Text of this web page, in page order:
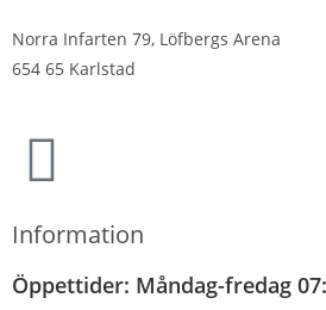
Norra Infarten 79, Löfbergs Arena
654 65 Karlstad
Information
Öppettider: Måndag-fredag